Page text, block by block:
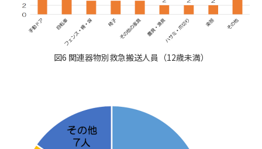
図6 関連器物別救急搬送人員（12歳未満）